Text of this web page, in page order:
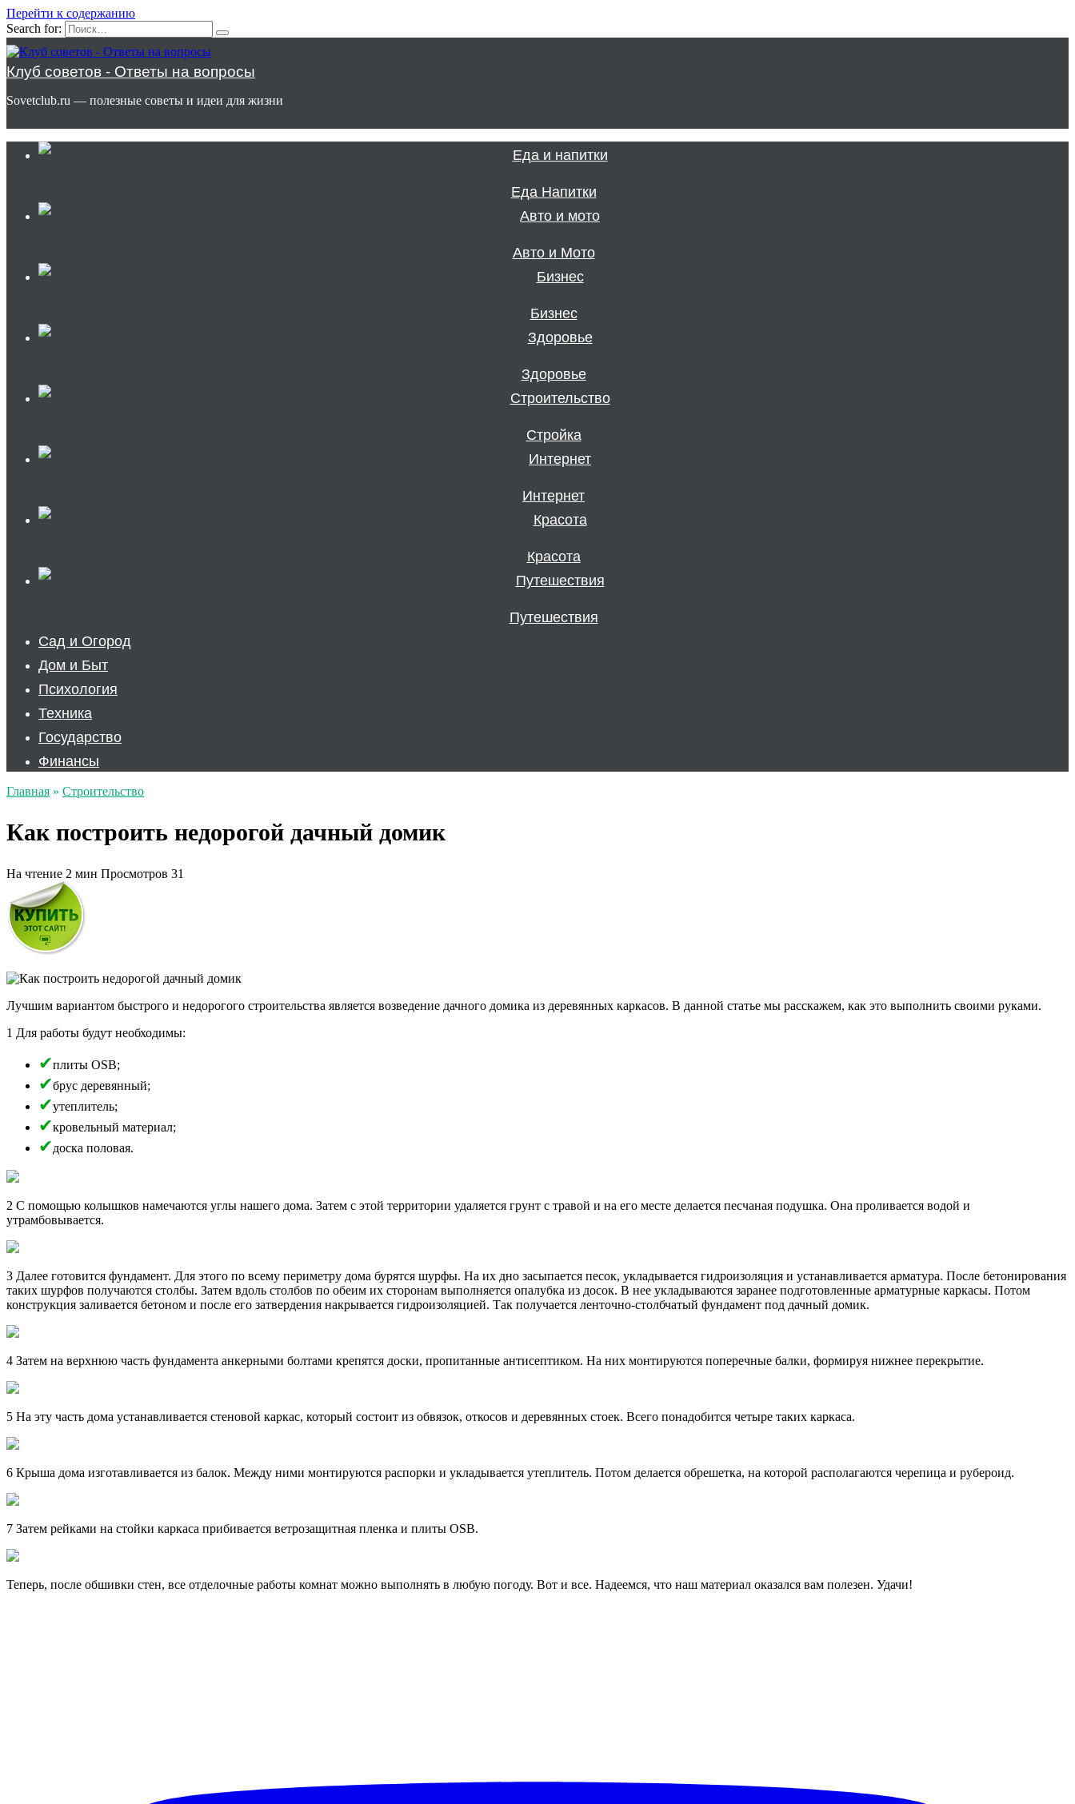
Перейти к содержанию
Search for:
Клуб советов - Ответы на вопросы
Sovetclub.ru — полезные советы и идеи для жизни
Еда Напитки
Авто и Мото
Бизнес
Здоровье
Стройка
Интернет
Красота
Путешествия
Сад и Огород
Дом и Быт
Психология
Техника
Государство
Финансы
Главная » Строительство
Как построить недорогой дачный домик
На чтение 2 мин Просмотров 31
Лучшим вариантом быстрого и недорогого строительства является возведение дачного домика из деревянных каркасов. В данной статье мы расскажем, как это выполнить своими руками.
1 Для работы будут необходимы:
плиты OSB;
брус деревянный;
утеплитель;
кровельный материал;
доска половая.
2 С помощью колышков намечаются углы нашего дома. Затем с этой территории удаляется грунт с травой и на его месте делается песчаная подушка. Она проливается водой и
утрамбовывается.
3 Далее готовится фундамент. Для этого по всему периметру дома бурятся шурфы. На их дно засыпается песок, укладывается гидроизоляция и устанавливается арматура. После бетонирования
таких шурфов получаются столбы. Затем вдоль столбов по обеим их сторонам выполняется опалубка из досок. В нее укладываются заранее подготовленные арматурные каркасы. Потом
конструкция заливается бетоном и после его затвердения накрывается гидроизоляцией. Так получается ленточно-столбчатый фундамент под дачный домик.
4 Затем на верхнюю часть фундамента анкерными болтами крепятся доски, пропитанные антисептиком. На них монтируются поперечные балки, формируя нижнее перекрытие.
5 На эту часть дома устанавливается стеновой каркас, который состоит из обвязок, откосов и деревянных стоек. Всего понадобится четыре таких каркаса.
6 Крыша дома изготавливается из балок. Между ними монтируются распорки и укладывается утеплитель. Потом делается обрешетка, на которой располагаются черепица и рубероид.
7 Затем рейками на стойки каркаса прибивается ветрозащитная пленка и плиты OSB.
Теперь, после обшивки стен, все отделочные работы комнат можно выполнять в любую погоду. Вот и все. Надеемся, что наш материал оказался вам полезен. Удачи!